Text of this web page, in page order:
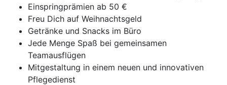
Einspringprämien ab 50 €
Freu Dich auf Weihnachtsgeld
Getränke und Snacks im Büro
Jede Menge Spaß bei gemeinsamen
Teamausflügen
Mitgestaltung in einem neuen und innovativen
Pflegedienst